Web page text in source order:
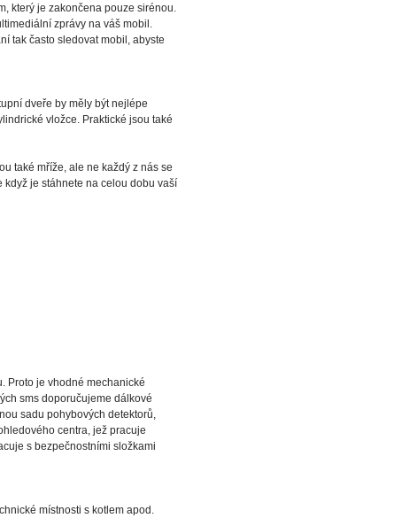
který je zakončena pouze sirénou.
zprávy na váš mobil.
tak často sledovat mobil, abyste
dveře by měly být nejlépe
vložce. Praktické jsou také
také mříže, ale ne každý z nás se
když je stáhnete na celou dobu vaší
Proto je vhodné mechanické
sms doporučujeme dálkové
sadu pohybových detektorů,
centra, jež pracuje
s bezpečnostními složkami
místnosti s kotlem apod.